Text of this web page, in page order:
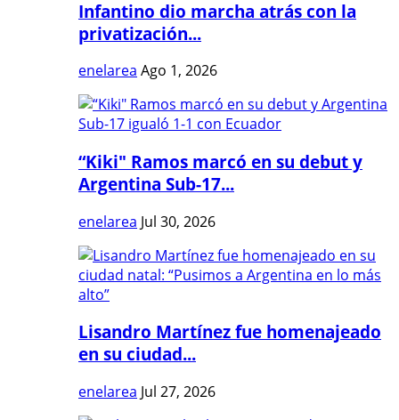
Infantino dio marcha atrás con la
privatización...
enelarea Ago 1, 2026
“Kiki" Ramos marcó en su debut y
Argentina Sub-17...
enelarea Jul 30, 2026
Lisandro Martínez fue homenajeado
en su ciudad...
enelarea Jul 27, 2026